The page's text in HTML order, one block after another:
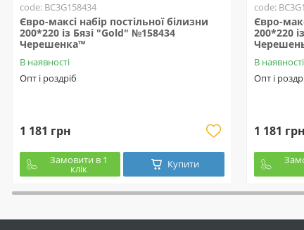
code: BC3G158434
Євро-максі набір постільної білизни
200*220 із Бязі "Gold" №158434
Черешенка™
В наявності
Опт і роздріб
1 181 грн
Замовити в 1
клік Купити
code:
Євро-
200*220
В наявності
Опт і
1 181 грн